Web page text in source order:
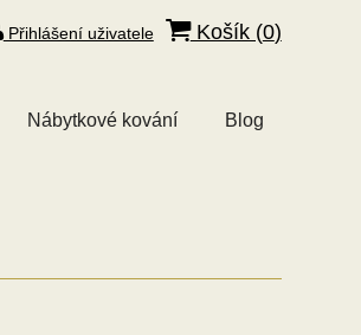
Přihlášení uživatele Košík (0)
Nábytkové kování Blog